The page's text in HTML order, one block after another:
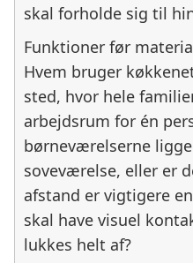
skal forholde sig til
Funktioner før
Hvem bruger
sted, hvor hele
arbejdsrum for én
børneværelserne
soveværelse, eller er
afstand er vigtigere
skal have visuel
lukkes helt af?